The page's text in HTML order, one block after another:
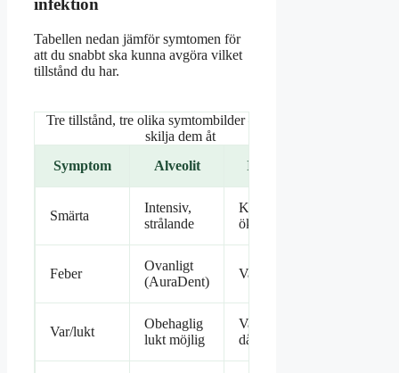
infektion
Tabellen nedan jämför symtomen för
att du snabbt ska kunna avgöra vilket
tillstånd du har.
Tre tillstånd, tre olika symtombilder – det går att
skilja dem åt
Symptom
Alveolit Infektion
Smärta
Intensiv,
strålande
Konstant,
ökande
Feber
Ovanligt
(AuraDent)
Vanligt
Var/lukt
Obehaglig
lukt möjlig
Var och
dålig smak